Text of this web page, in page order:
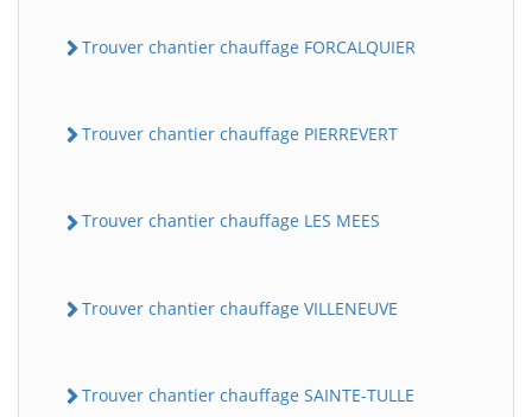
Trouver chantier chauffage FORCALQUIER
Trouver chantier chauffage PIERREVERT
Trouver chantier chauffage LES MEES
Trouver chantier chauffage VILLENEUVE
Trouver chantier chauffage SAINTE-TULLE